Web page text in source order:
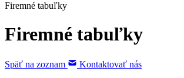
Firemné tabuľky
Firemné tabuľky
Späť na zoznam
Kontaktovať nás